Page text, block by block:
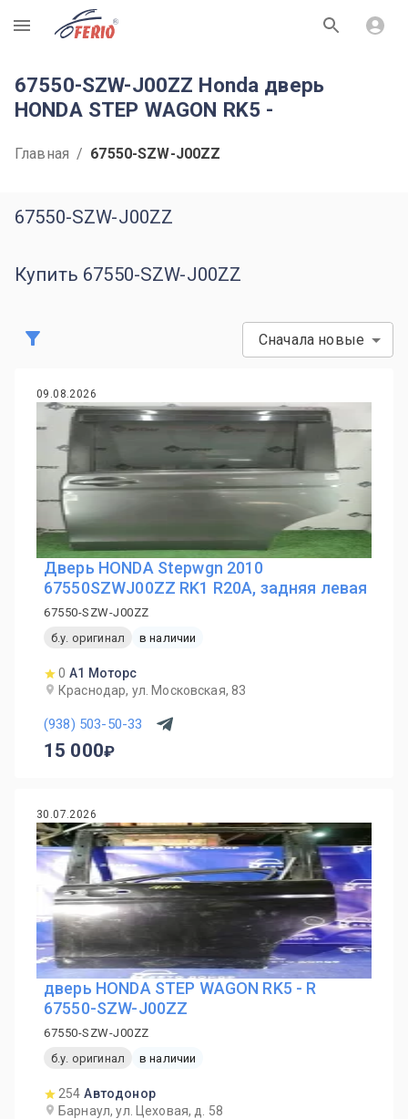
R
67550-SZW-J00ZZ Honda дверь
HONDA STEP WAGON RK5 -
Главная / 67550-SZW-J00ZZ
67550-SZW-J00ZZ
Купить 67550-SZW-J00ZZ
Сначала новые
09.08.2026
Дверь HONDA Stepwgn 2010
67550SZWJ00ZZ RK1 R20A, задняя левая
67550-SZW-J00ZZ
б.у. оригинал
в наличии
0 А1 Моторс
Краснодар, ул. Московская, 83
(938) 503-50-33
15 000
30.07.2026
дверь HONDA STEP WAGON RK5 - R
67550-SZW-J00ZZ
67550-SZW-J00ZZ
б.у. оригинал
в наличии
254 Автодонор
Барнаул, ул. Цеховая, д. 58